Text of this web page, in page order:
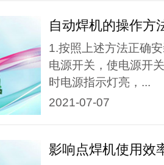
自动焊机的操作方
1.按照上述方法正确
电源开关，使电源开
时电源指示灯亮，...
2021-07-07
影响点焊机使用效